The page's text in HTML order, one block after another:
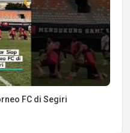
FC di Segiri